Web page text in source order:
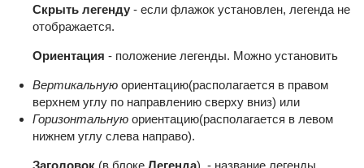
Скрыть легенду - если флажок установлен, легенда не
отображается.
Ориентация - положение легенды. Можно установить
Вертикальную ориентацию(располагается в правом
верхнем углу по направлению сверху вниз) или
Горизонтальную ориентацию(располагается в левом
нижнем углу слева направо).